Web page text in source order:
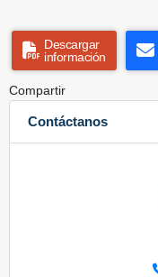
Descargar
información
Compartir
Contáctanos